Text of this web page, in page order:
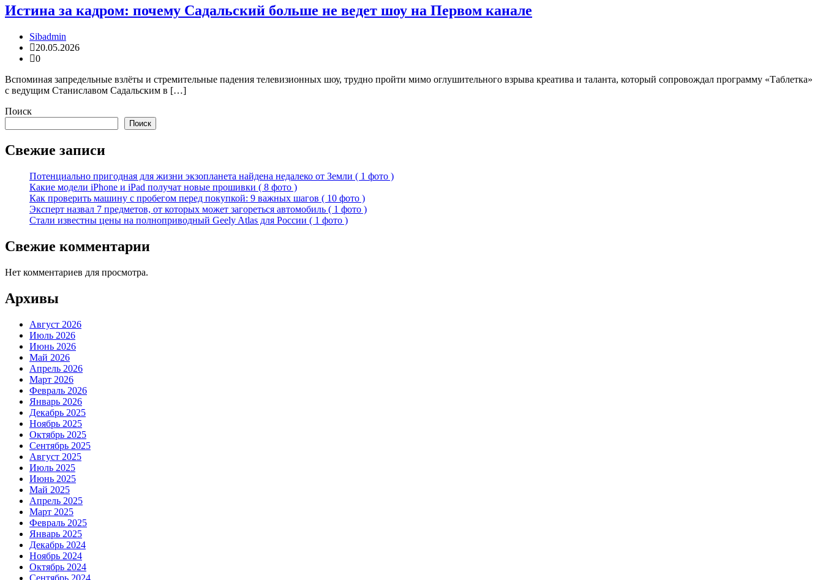
Истина за кадром: почему Садальский больше не ведет шоу на Первом канале
Sibadmin
20.05.2026
0
Вспоминая запредельные взлёты и стремительные падения телевизионных шоу, трудно пройти мимо оглушительного взрыва креатива и таланта, который сопровождал программу «Таблетка»
с ведущим Станиславом Садальским в […]
Поиск
Поиск
Свежие записи
Потенциально пригодная для жизни экзопланета найдена недалеко от Земли ( 1 фото )
Какие модели iPhone и iPad получат новые прошивки ( 8 фото )
Как проверить машину с пробегом перед покупкой: 9 важных шагов ( 10 фото )
Эксперт назвал 7 предметов, от которых может загореться автомобиль ( 1 фото )
Стали известны цены на полноприводный Geely Atlas для России ( 1 фото )
Свежие комментарии
Нет комментариев для просмотра.
Архивы
Август 2026
Июль 2026
Июнь 2026
Май 2026
Апрель 2026
Март 2026
Февраль 2026
Январь 2026
Декабрь 2025
Ноябрь 2025
Октябрь 2025
Сентябрь 2025
Август 2025
Июль 2025
Июнь 2025
Май 2025
Апрель 2025
Март 2025
Февраль 2025
Январь 2025
Декабрь 2024
Ноябрь 2024
Октябрь 2024
Сентябрь 2024